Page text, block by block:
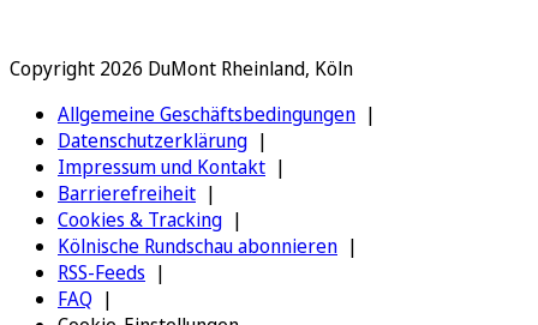
Copyright 2026 DuMont Rheinland, Köln
Allgemeine Geschäftsbedingungen
Datenschutzerklärung
Impressum und Kontakt
Barrierefreiheit
Cookies & Tracking
Kölnische Rundschau abonnieren
RSS-Feeds
FAQ